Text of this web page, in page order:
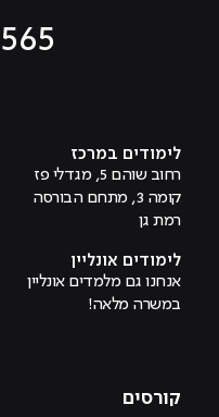
לימודים במרכז
רחוב שוהם 5, מגדלי פז
קומה 3, מתחם הבורסה
רמת גן
לימודים אונליין
אנחנו גם מלמדים אונליין
במשרה מלאה!
קורסים